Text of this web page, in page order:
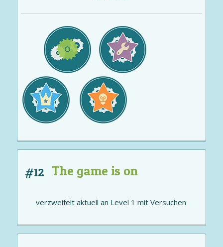
#12 The game is on
verzweifelt aktuell an Level 1 mitVersuchen